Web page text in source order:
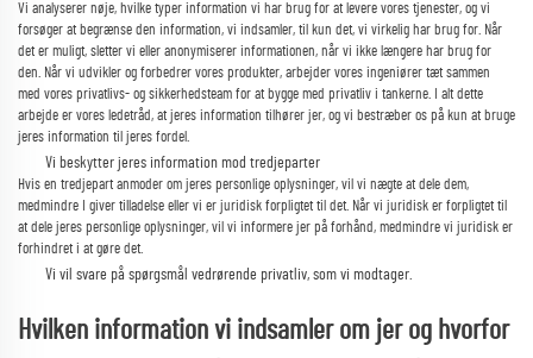
Vi analyserer nøje, hvilke typer information vi har brug for at levere vores tjenester, og vi
forsøger at begrænse den information, vi indsamler, til kun det, vi virkelig har brug for. Når
det er muligt, sletter vi eller anonymiserer informationen, når vi ikke længere har brug for
den. Når vi udvikler og forbedrer vores produkter, arbejder vores ingeniører tæt sammen
med vores privatlivs- og sikkerhedsteam for at bygge med privatliv i tankerne. I alt dette
arbejde er vores ledetråd, at jeres information tilhører jer, og vi bestræber os på kun at bruge
jeres information til jeres fordel.
Vi beskytter jeres information mod tredjeparter
Hvis en tredjepart anmoder om jeres personlige oplysninger, vil vi nægte at dele dem,
medmindre I giver tilladelse eller vi er juridisk forpligtet til det. Når vi juridisk er forpligtet til
at dele jeres personlige oplysninger, vil vi informere jer på forhånd, medmindre vi juridisk er
forhindret i at gøre det.
Vi vil svare på spørgsmål vedrørende privatliv, som vi modtager.
Hvilken information vi indsamler om jer og hvorfor